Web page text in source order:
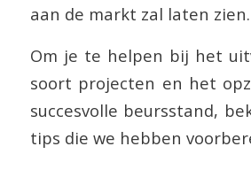
aan de markt zal laten zien.
Om je te helpen bij het
soort projecten en het
succesvolle beursstand,
tips die we hebben